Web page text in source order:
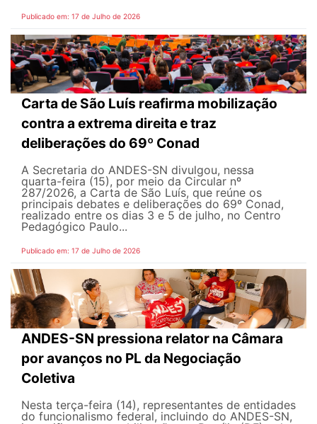
Publicado em: 17 de Julho de 2026
Carta de São Luís reafirma mobilização
contra a extrema direita e traz
deliberações do 69º Conad
A Secretaria do ANDES-SN divulgou, nessa
quarta-feira (15), por meio da Circular nº
287/2026, a Carta de São Luís, que reúne os
principais debates e deliberações do 69º Conad,
realizado entre os dias 3 e 5 de julho, no Centro
Pedagógico Paulo...
Publicado em: 17 de Julho de 2026
ANDES-SN pressiona relator na Câmara
por avanços no PL da Negociação
Coletiva
Nesta terça-feira (14), representantes de entidades
do funcionalismo federal, incluindo do ANDES-SN,